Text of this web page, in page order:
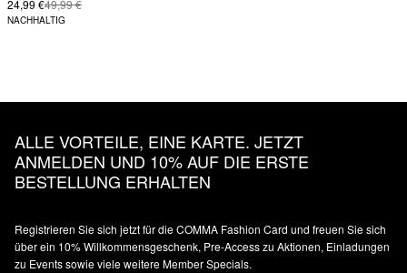
24,99 €49,99 €
NACHHALTIG
ALLE VORTEILE, EINE KARTE. JETZT
ANMELDEN UND 10% AUF DIE ERSTE
BESTELLUNG ERHALTEN
Registrieren Sie sich jetzt für die COMMA Fashion Card und freuen Sie sich
über ein 10% Willkommensgeschenk, Pre-Access zu Aktionen, Einladungen
zu Events sowie viele weitere Member Specials.